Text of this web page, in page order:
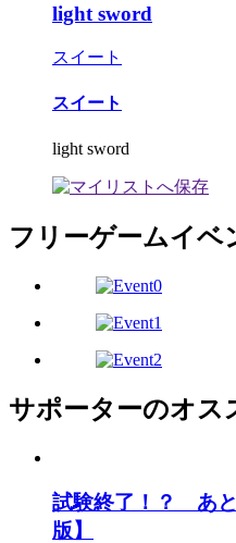
light sword
スイート
スイート
light sword
フリーゲームイベ
サポーターのオス
試験終了！？ あ
版】